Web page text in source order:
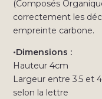
(Composés
correctement les
empreinte carbone.
•Dimensions :
Hauteur 4cm
Largeur entre 3.5 et
selon la lettre